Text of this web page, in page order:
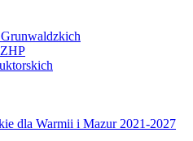
dla Warmii i Mazur 2021-2027